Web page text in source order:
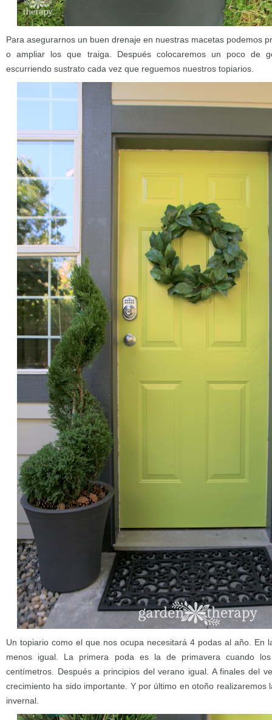
Para asegurarnos un buen drenaje en nuestras macetas podemos
o ampliar los que traiga. Después colocaremos un poco de
escurriendo sustrato cada vez que reguemos nuestros topiarios.
Un topiario como el que nos ocupa necesitará 4 podas al año. En
menos igual. La primera poda es la de primavera cuando
centímetros. Después a principios del verano igual. A finales del
crecimiento ha sido importante. Y por último en otoño realizaremos
invernal.